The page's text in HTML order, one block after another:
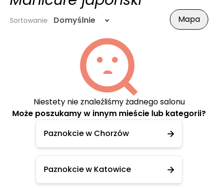
Sortowanie Domyślnie Mapa
Niestety nie znaleźliśmy żadnego salonu
Może poszukamy w innym mieście lub kategorii?
Paznokcie w Chorzów
Paznokcie w Katowice